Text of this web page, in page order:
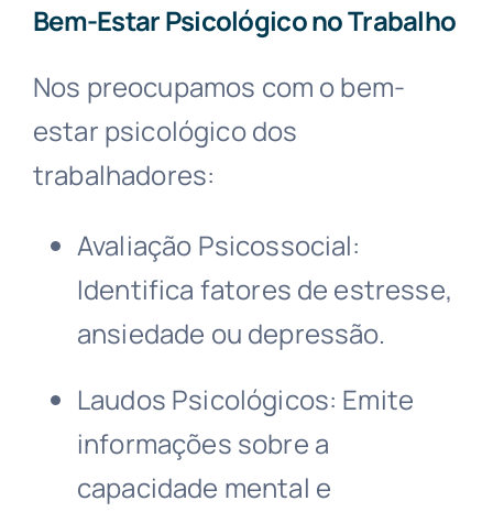
Bem-Estar Psicológico no Trabalho
Nos preocupamos com o bem-
estar psicológico dos
trabalhadores:
Avaliação Psicossocial:
Identifica fatores de estresse,
ansiedade ou depressão.
Laudos Psicológicos: Emite
informações sobre a
capacidade mental e